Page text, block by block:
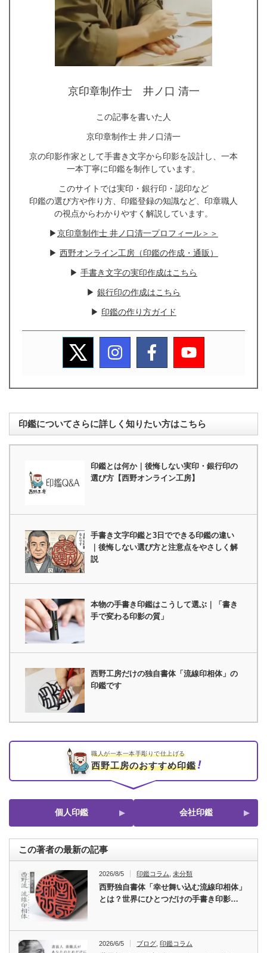
京印章制作士 井ノ口 清一
この記事を書いた人
京印章制作士 井ノ口清一
京の印影作家として手書き文字から印影を設計し、一本
一本丁寧に印鑑を制作しています。
このサイトでは実印・銀行印・認印など
印鑑の選び方や作り方、印鑑登録の知識など、印章職人
の視点からわかりやすく解説しています。
▶京印章制作士 井ノ口清一プロフィール＞＞
▶ 西野オンライン工房（印鑑の作成・通販）
▶ 手書き文字の実印作成はこちら
▶ 銀行印の作成はこちら
▶ 印鑑の作り方ガイド
印鑑についてさらに詳しく知りたい方はこちら
印鑑とは何か｜後悔しない実印・銀行印の
選び方【西野オンライン工房】
手書き文字印鑑と3日でできる印鑑の違い
｜後悔しない選び方と注意点をやさしく解
説
本物の手書き印鑑はこうして選ぶ｜「書き
手で変わる印影の質」
西野工房だけの独自書体「流線印相体」の
印鑑です
職人が一本一本手彫りで仕上げる
西野工房のおすすめ印鑑
個人印鑑 会社印鑑
この著者の最新の記事
2026/8/5 印鑑コラム ,未分類
西野独自書体「幸せ舞い込む流線印相体」
とは？世界にひとつだけの手書き印影…
2026/6/5 ブログ 印鑑コラム